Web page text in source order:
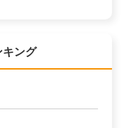
キング